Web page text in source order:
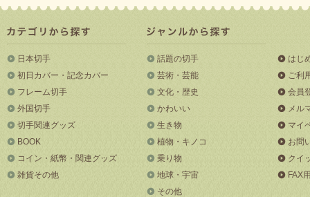
日本切手
初日カバー・記念カバー
フレーム切手
外国切手
切手関連グッズ
BOOK
コイン・紙幣・関連グッズ
雑貨その他
話題の切手
芸術・芸能
文化・歴史
かわいい
生き物
植物・キノコ
乗り物
地球・宇宙
その他
はじ
ご利
会員
メル
マイ
お問
クイ
FAX